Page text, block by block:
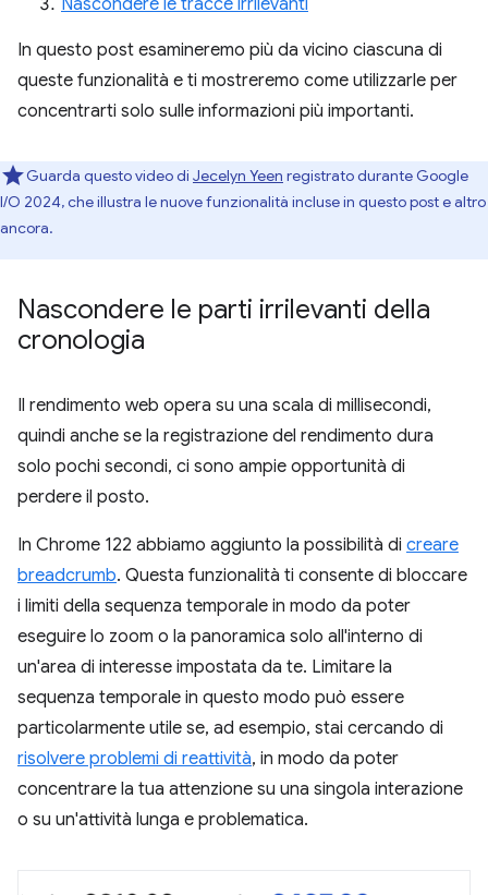
Nascondere le tracce irrilevanti
In questo post esamineremo più da vicino ciascuna di
queste funzionalità e ti mostreremo come utilizzarle per
concentrarti solo sulle informazioni più importanti.
Guarda questo video di Jecelyn Yeen registrato durante Google
I/O 2024, che illustra le nuove funzionalità incluse in questo post e altro
ancora.
Nascondere le parti irrilevanti della
cronologia
Il rendimento web opera su una scala di millisecondi,
quindi anche se la registrazione del rendimento dura
solo pochi secondi, ci sono ampie opportunità di
perdere il posto.
In Chrome 122 abbiamo aggiunto la possibilità di creare
breadcrumb. Questa funzionalità ti consente di bloccare
i limiti della sequenza temporale in modo da poter
eseguire lo zoom o la panoramica solo all'interno di
un'area di interesse impostata da te. Limitare la
sequenza temporale in questo modo può essere
particolarmente utile se, ad esempio, stai cercando di
risolvere problemi di reattività, in modo da poter
concentrare la tua attenzione su una singola interazione
o su un'attività lunga e problematica.